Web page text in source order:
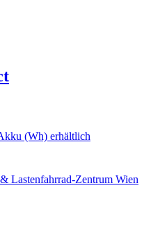
(Wh) erhältlich
Lastenfahrrad-Zentrum Wien